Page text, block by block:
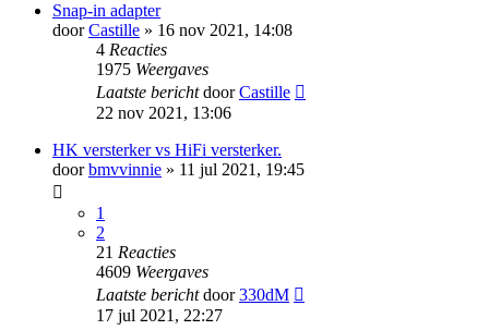
Snap-in adapter
doorCastille » 16 nov 2021, 14:08
4 Reacties
1975 Weergaves
Laatste berichtdoorCastille
22 nov 2021, 13:06
HK versterker vs HiFi versterker.
doorbmvvinnie » 11 jul 2021, 19:45
1
2
21 Reacties
4609 Weergaves
Laatste berichtdoor330dM
17 jul 2021, 22:27